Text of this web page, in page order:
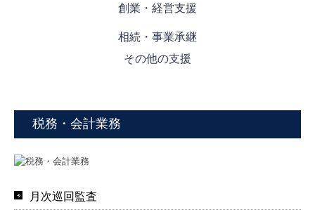
個人情報保護方針
創業・経営支援
相続・事業承継
その他の支援
税務・会計業務
月次巡回監査